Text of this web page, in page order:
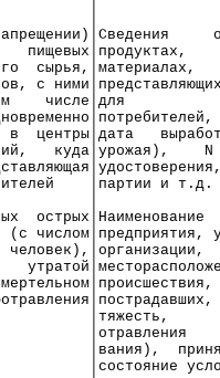
пищевых│продуктах,
с
числе│для
в  центры│дата
куда│урожая),
│партии и
(с числом│предприятия,
│тяжесть,
│отравления
│вания),